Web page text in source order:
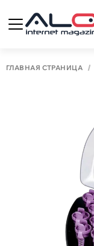
ГЛАВНАЯ СТРАНИЦА